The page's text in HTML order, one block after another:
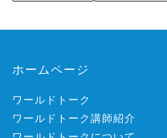
ホームページ
ワールドトーク
ワールドトーク講師紹介